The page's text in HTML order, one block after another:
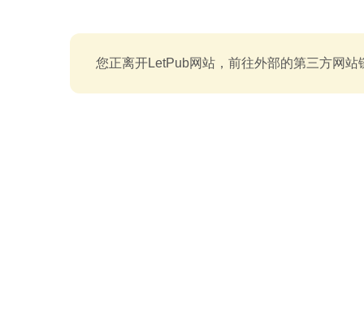
您正离开LetPub网站，前往外部的第三方网